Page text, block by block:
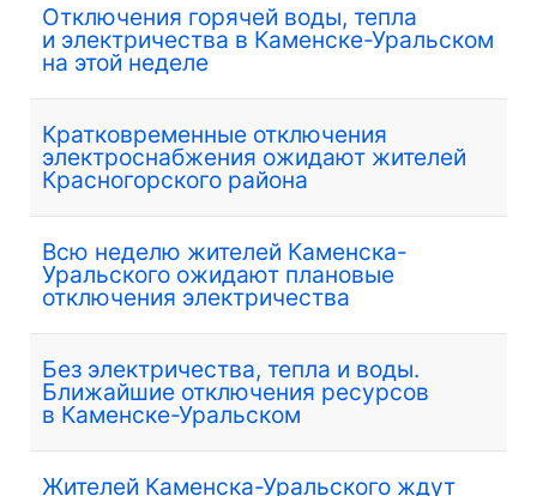
Отключения горячей воды, тепла
и электричества в Каменске-Уральском
на этой неделе
Кратковременные отключения
электроснабжения ожидают жителей
Красногорского района
Всю неделю жителей Каменска-
Уральского ожидают плановые
отключения электричества
Без электричества, тепла и воды.
Ближайшие отключения ресурсов
в Каменске-Уральском
Жителей Каменска-Уральского ждут